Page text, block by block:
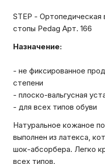
STEP - Ортопедическая
стопы Pedag Арт. 166
Назначение:
- не фиксированное
степени
- плоско-вальгусная
- для всех типов обуви
Натуральное кожаное
выполнен из латекса,
шок-абсорбера. Легко
всех типов.